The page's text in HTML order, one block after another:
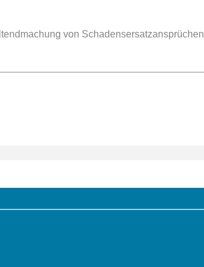
von Schadensersatzansprüchen